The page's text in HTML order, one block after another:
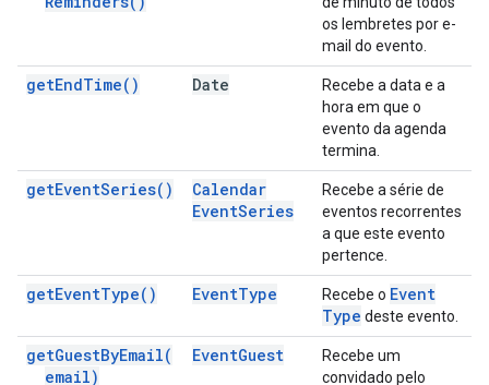
os lembretes por e-
mail do evento.
getEndTime( ) Date
Recebe a data e a
hora em que o
evento da agenda
termina.
getEventSeries( )
Calendar
EventSeries
Recebe a série de
eventos recorrentes
a que este evento
pertence.
getEventType( ) EventType Recebe o Event
Type deste evento.
getGuestByEmail(
email)
EventGuest
Recebe um
convidado pelo